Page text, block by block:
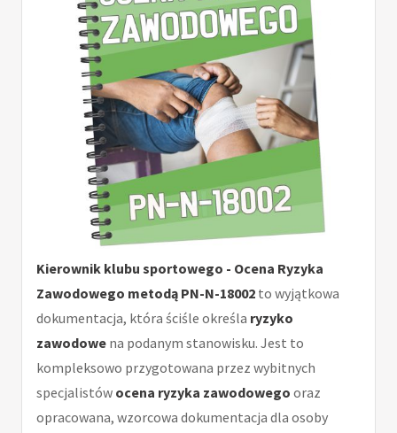
Kierownik klubu sportowego - Ocena Ryzyka
Zawodowego metodą PN-N-18002 to wyjątkowa
dokumentacja, która ściśle określa ryzyko
zawodowe na podanym stanowisku. Jest to
kompleksowo przygotowana przez wybitnych
specjalistów ocena ryzyka zawodowego oraz
opracowana, wzorcowa dokumentacja dla osoby